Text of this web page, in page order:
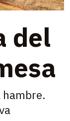
del
hambre.